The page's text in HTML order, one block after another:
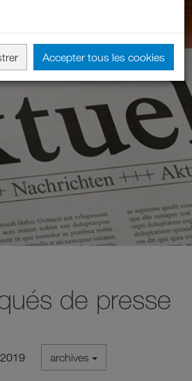
de presse
2019 archives
Accepter tous les cookies